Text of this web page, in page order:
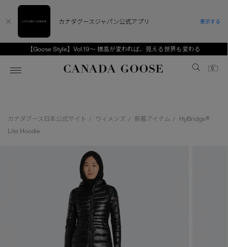
【Goose Style】Vol.19～ 標高が変われば、見える世界も変わる
Canada Goose
0
ディスカバー
アンバサダー
スプリングコレクション
新着アイテム
ベストセラー
FW26コレクション
サマー 26 コレクション
サマー 26 コレクションLOOK
新着アイテム
ベストセラー
FW26コレクション
サマー 26 コレクション
サマー 26 コレクションLOOK
ベビー（0‐24ヵ月)
キッズ（2‐7歳)
ユース（6＋歳)
コレクション
CANADA GOOSE Generationsは、アウター
ウェアの下取り・再販を通じて、長く愛される製
品の価値を受け継いでいきます。
アーカイブの希少なピースもご覧いただけます。
カナダグース日本公式サイト / ウィメンズ / 新着アイテム /
HyBridge®
Lite Hoodie
カナダグースジャパン公式アプリ 表示する